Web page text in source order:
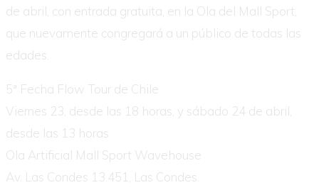
de abril, con entrada gratuita, en la Ola del Mall Sport,
que nuevamente congregará a un público de todas las
edades.
5ª Fecha Flow Tour de Chile
Viernes 23, desde las 18 horas, y sábado 24 de abril,
desde las 13 horas
Ola Artificial Mall Sport Wavehouse
Av. Las Condes 13.451, Las Condes.